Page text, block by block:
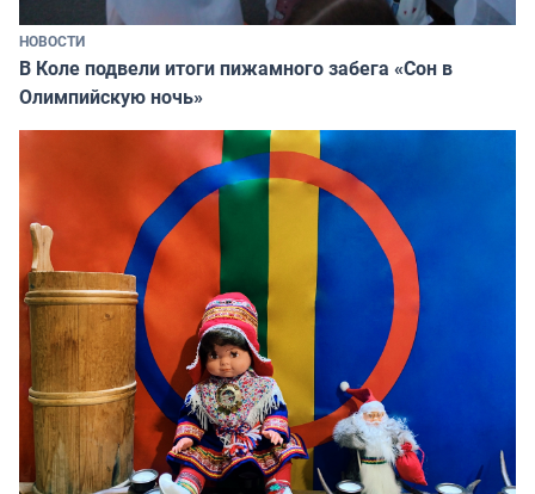
НОВОСТИ
В Коле подвели итоги пижамного забега «Сон в
Олимпийскую ночь»